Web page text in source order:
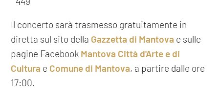
Il concerto sarà trasmesso gratuitamente in
diretta sul sito della Gazzetta di Mantova e sulle
pagine Facebook Mantova Città d'Arte e di
Cultura e Comune di Mantova, a partire dalle ore
17:00.